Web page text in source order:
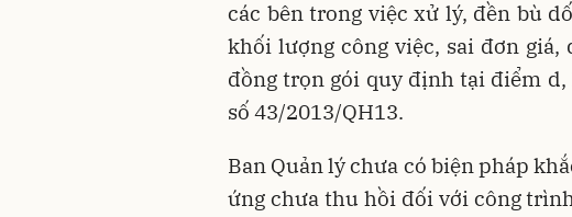
các bên trong việc xử lý, đền bù
khối lượng công việc, sai đơn
đồng trọn gói quy định tại điểm
số 43/2013/QH13.
Ban Quản lý chưa có biện pháp
ứng chưa thu hồi đối với công